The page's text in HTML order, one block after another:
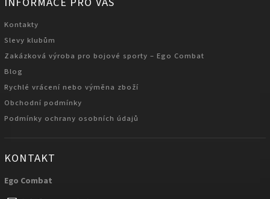
Kontakty
Slevy klubům
Zakázková výroba pro bojové sporty – Ego Combat
Blog
Rychlé vrácení nebo výměna zboží
Obchodní podmínky
Podmínky ochrany osobních údajů
KONTAKT
Ego Combat